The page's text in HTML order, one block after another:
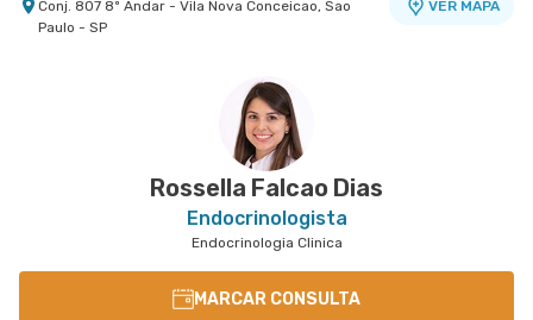
Conj. 807 8º Andar - Vila Nova Conceicao, Sao
Paulo - SP
VER MAPA
Rossella Falcao Dias
Endocrinologista
Endocrinologia Clinica
MARCAR CONSULTA